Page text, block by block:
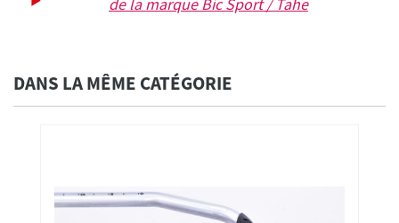
de la marqueBic Sport / Tahe
DANS LA MÊME CATÉGORIE